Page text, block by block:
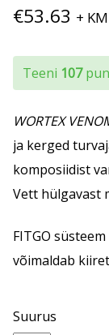
€53.63 +
Teeni 107
WORTEX
ja kerged
komposiidist
Vett hülgavast
FITGO
võimaldab
Suurus